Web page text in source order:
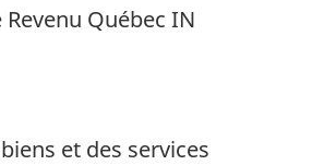
Québec IN
et des services